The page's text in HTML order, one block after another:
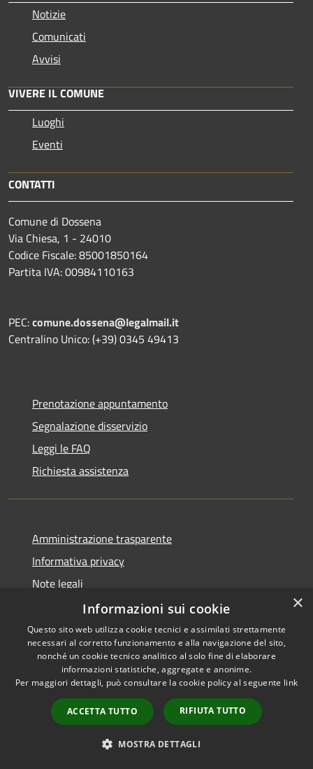
Notizie
Comunicati
Avvisi
VIVERE IL COMUNE
Luoghi
Eventi
CONTATTI
Comune di Dossena
Via Chiesa, 1 - 24010
Codice Fiscale: 85001850164
Partita IVA: 00984110163
PEC:comune.dossena@legalmail.it
Centralino Unico: (+39) 0345 49413
Prenotazione appuntamento
Segnalazione disservizio
Leggi le FAQ
Richiesta assistenza
Amministrazione trasparente
Informativa privacy
Note legali
Dichiarazione di accessibilità
RSS
Copyright © 2026 • Comune di
Municipium•
Accesso
redazione
×
Informazioni sui cookie
Questo sito web utilizza cookie tecnici e assimilati strettamente
necessari al corretto funzionamento e alla navigazione del sito,
nonché un cookie tecnico analitico al solo fine di elaborare
informazioni statistiche, aggregate e anonime.
Per maggiori dettagli, può consultare la cookie policy al seguente link
ACCETTA TUTTO RIFIUTA TUTTO
MOSTRA DETTAGLI